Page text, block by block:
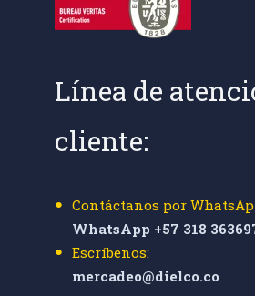
Línea de
cliente:
Contáctanos por
WhatsApp +57 318
Escríbenos:
mercadeo@dielco.co